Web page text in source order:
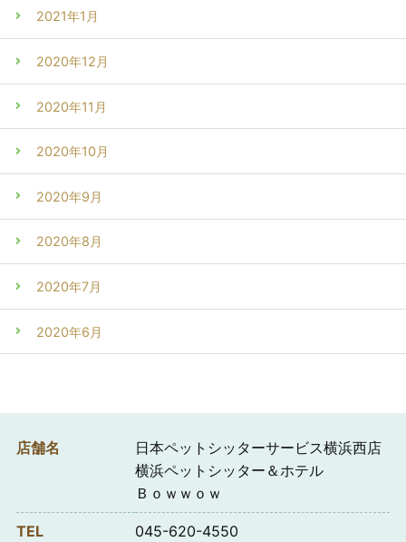
2021年1月
2020年12月
2020年11月
2020年10月
2020年9月
2020年8月
2020年7月
2020年6月
店舗名
日本ペットシッターサービス横浜西店
横浜ペットシッター＆ホテル
Ｂｏｗｗｏｗ
TEL 045-620-4550